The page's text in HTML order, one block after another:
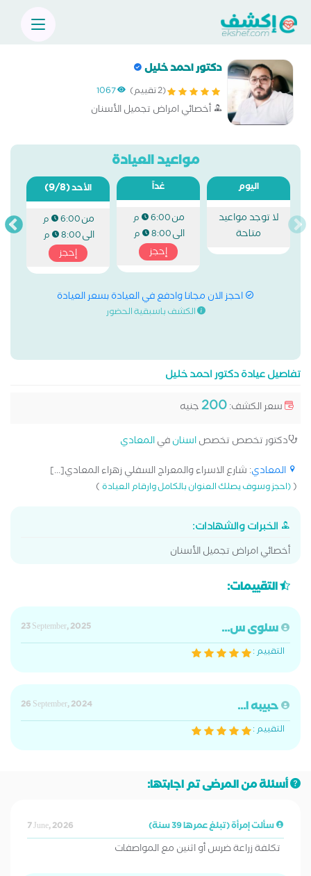
دكتور احمد خليل
(2 تقييم) 1067
أخصائي امراض تجميل الأسنان
مواعيد العيادة
اليوم
لا توجد مواعيد
متاحة
غداً
من6:00 م
الى8:00 م
إحجز
الأحد(9/8)
من6:00 م
الى8:00 م
إحجز
احجز الان مجانا وادفع في العيادة بسعر العيادة
الكشف باسبقية الحضور
تفاصيل عيادة دكتور احمد خليل
سعر الكشف:200جنيه
دكتور تخصص تخصصاسنانفيالمعادي
المعادي: شارع الاسراء والمعراج السفلي زهراء المعادي[...]
((احجز وسوف يصلك العنوان بالكامل وارقام العيادة)
الخبرات والشهادات:
أخصائي امراض تجميل الأسنان
التقييمات:
سلوى س...
23 September, 2025
التقييم :
حبيبه ا...
26 September, 2024
التقييم :
أسئلة من المرضى تم اجابتها:
سألت إمرأة (تبلغ عمرها 39 سنة) 7 June, 2026
تكلفة زراعة ضرس أو اثنين مع المواصفات